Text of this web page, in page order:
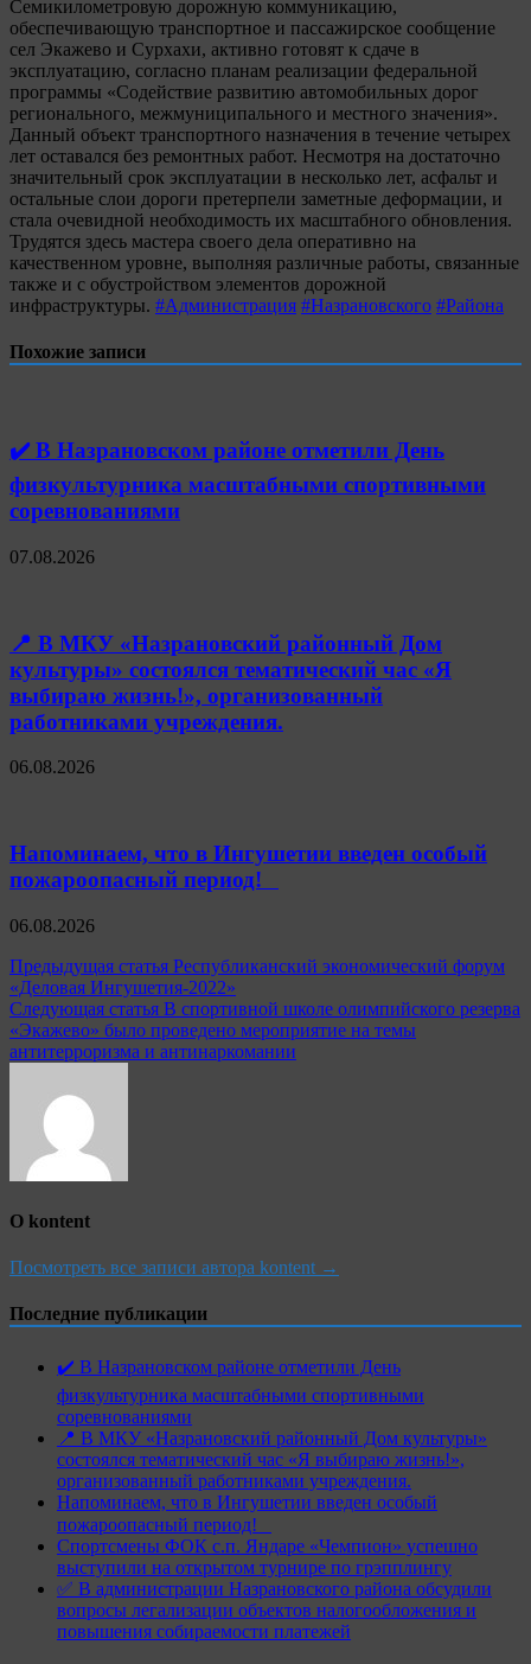
Семикилометровую дорожную коммуникацию,
обеспечивающую транспортное и пассажирское сообщение
сел Экажево и Сурхахи, активно готовят к сдаче в
эксплуатацию, согласно планам реализации федеральной
программы «Содействие развитию автомобильных дорог
регионального, межмуниципального и местного значения».
Данный объект транспортного назначения в течение четырех
лет оставался без ремонтных работ. Несмотря на достаточно
значительный срок эксплуатации в несколько лет, асфальт и
остальные слои дороги претерпели заметные деформации, и
стала очевидной необходимость их масштабного обновления.
Трудятся здесь мастера своего дела оперативно на
качественном уровне, выполняя различные работы, связанные
также и с обустройством элементов дорожной
инфраструктуры. #Администрация #Назрановского #Района
Похожие записи
✔️ В Назрановском районе отметили День
физкультурника масштабными спортивными
соревнованиями
07.08.2026
📍 В МКУ «Назрановский районный Дом
культуры» состоялся тематический час «Я
выбираю жизнь!», организованный
работниками учреждения.
06.08.2026
Напоминаем, что в Ингушетии введен особый
пожароопасный период!⁣⁣⠀
06.08.2026
Навигация
по
записям
Предыдущая статья Республиканский экономический форум
«Деловая Ингушетия-2022»
Следующая статья В спортивной школе олимпийского резерва
«Экажево» было проведено мероприятие на темы
антитерроризма и антинаркомании
О kontent
Посмотреть все записи автора kontent →
Последние публикации
✔️ В Назрановском районе отметили День
физкультурника масштабными спортивными
соревнованиями
📍 В МКУ «Назрановский районный Дом культуры»
состоялся тематический час «Я выбираю жизнь!»,
организованный работниками учреждения.
Напоминаем, что в Ингушетии введен особый
пожароопасный период!⁣⁣⠀
Спортсмены ФОК с.п. Яндаре «Чемпион» успешно
выступили на открытом турнире по грэпплингу
✅ В администрации Назрановского района обсудили
вопросы легализации объектов налогообложения и
повышения собираемости платежей